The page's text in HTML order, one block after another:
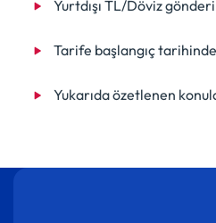
Yurtdışı TL/Döviz
Tarife başlangıç
Yukarıda özetlenen